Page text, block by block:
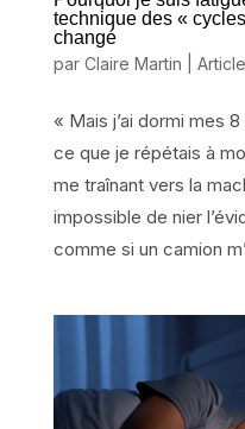
technique des «
changé
par Claire Martin
« Mais j’ai dormi mes
ce que je répétais à
me traînant vers la
impossible de nier
comme si un camion